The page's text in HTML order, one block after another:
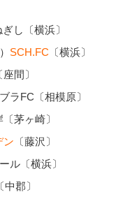
し〔横浜〕
SCH.FC 〔横浜〕
座間〕
FC〔相模原〕
茅ヶ崎〕
ン 〔藤沢〕
ル〔横浜〕
郡〕